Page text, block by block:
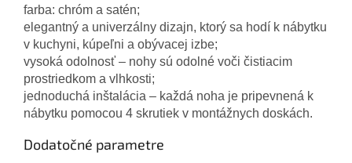
farba: chróm a satén;
elegantný a univerzálny dizajn, ktorý sa hodí k nábytku
v kuchyni, kúpeľni a obývacej izbe;
vysoká odolnosť – nohy sú odolné voči čistiacim
prostriedkom a vlhkosti;
jednoduchá inštalácia – každá noha je pripevnená k
nábytku pomocou 4 skrutiek v montážnych doskách.
Dodatočné parametre